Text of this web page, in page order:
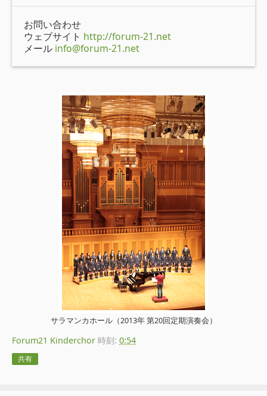
お問い合わせ
ウェブサイト http://forum-21.net
メール info@forum-21.net
サラマンカホール（2013年 第20回定期演奏会）
Forum21 Kinderchor 時刻: 0:54
共有